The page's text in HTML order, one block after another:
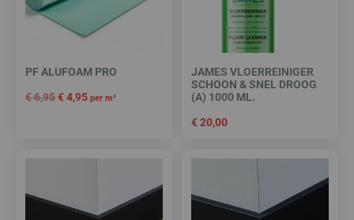
PF ALUFOAM PRO
€6,95€4,95 per m²
JAMES VLOERREINIGER
SCHOON & SNEL DROOG
(A) 1000 ML.
€20,00